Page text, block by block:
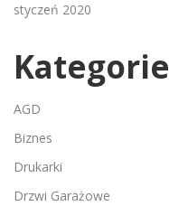
styczeń 2020
Kategorie
AGD
Biznes
Drukarki
Drzwi Garażowe